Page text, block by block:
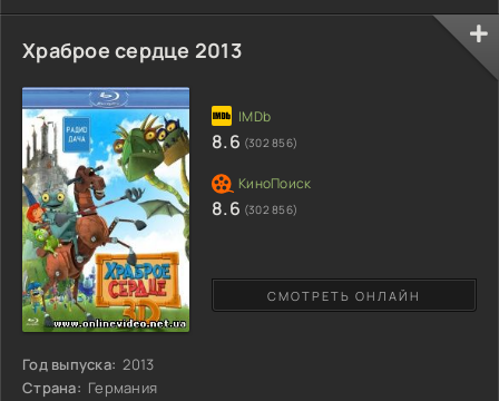
она встречает веселых ребят, которые любят играть в
футбол, забавляются видеоиграми, проводят день на море.
Рядом с ними она учится быть маленькой девочкой, а е
существо перешло вслед
Храброе сердце 2013
Год выпуска: 2013
Страна: Германия
СМОТРЕТЬ ОНЛАЙН
8.6 (302 856)
8.6 (302 856)